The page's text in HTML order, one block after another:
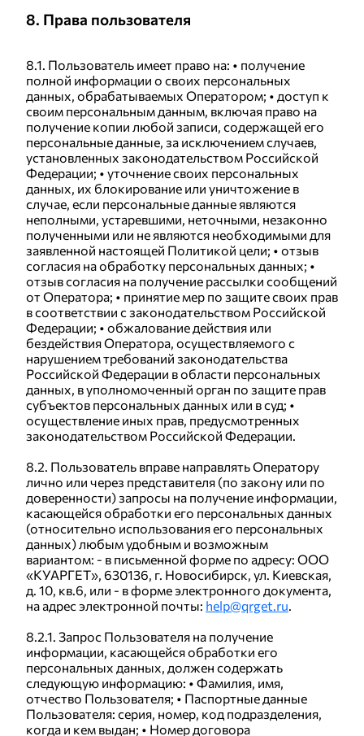
8. Права пользователя
8.1. Пользователь имеет право на: • получение
полной информации о своих персональных
данных, обрабатываемых Оператором; • доступ к
своим персональным данным, включая право на
получение копии любой записи, содержащей его
персональные данные, за исключением случаев,
установленных законодательством Российской
Федерации; • уточнение своих персональных
данных, их блокирование или уничтожение в
случае, если персональные данные являются
неполными, устаревшими, неточными, незаконно
полученными или не являются необходимыми для
заявленной настоящей Политикой цели; • отзыв
согласия на обработку персональных данных; •
отзыв согласия на получение рассылки сообщений
от Оператора; • принятие мер по защите своих прав
в соответствии с законодательством Российской
Федерации; • обжалование действия или
бездействия Оператора, осуществляемого с
нарушением требований законодательства
Российской Федерации в области персональных
данных, в уполномоченный орган по защите прав
субъектов персональных данных или в суд; •
осуществление иных прав, предусмотренных
законодательством Российской Федерации.
8.2. Пользователь вправе направлять Оператору
лично или через представителя (по закону или по
доверенности) запросы на получение информации,
касающейся обработки его персональных данных
(относительно использования его персональных
данных) любым удобным и возможным
вариантом: - в письменной форме по адресу: ООО
«КУАРГЕТ», 630136, г. Новосибирск, ул. Киевская,
д. 10, кв.6, или - в форме электронного документа,
на адрес электронной почты: help@qrget.ru.
8.2.1. Запрос Пользователя на получение
информации, касающейся обработки его
персональных данных, должен содержать
следующую информацию: • Фамилия, имя,
отчество Пользователя; • Паспортные данные
Пользователя: серия, номер, код подразделения,
когда и кем выдан; • Номер договора